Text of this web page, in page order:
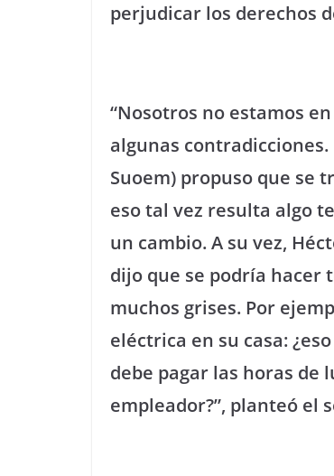
perjudicar los derechos
“Nosotros no estamos
algunas
Suoem) propuso que se
eso tal vez resulta algo
un cambio. A su vez,
dijo que se podría hacer
muchos grises. Por
eléctrica en su casa:
debe pagar las horas de
empleador?”, planteó el